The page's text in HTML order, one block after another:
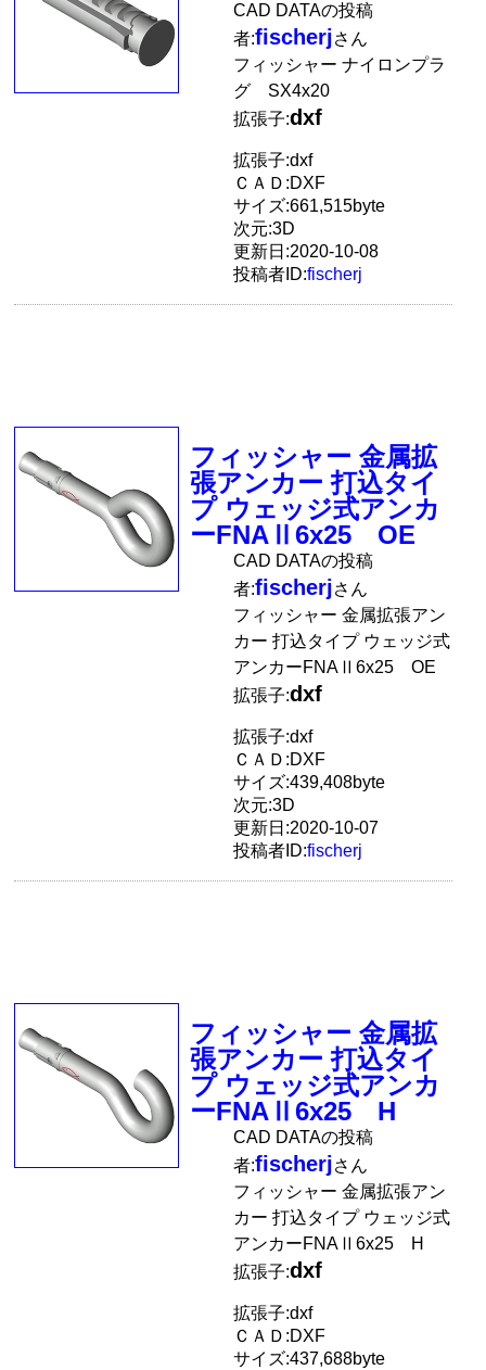
CAD DATAの投稿
者:fischerjさん
フィッシャー ナイロンプラ
グ SX4x20
拡張子:dxf
拡張子:dxf
ＣＡＤ:DXF
サイズ:661,515byte
次元:3D
更新日:2020-10-08
投稿者ID:fischerj
フィッシャー 金属拡
張アンカー 打込タイ
プ ウェッジ式アンカ
ーFNAⅡ6x25 OE
CAD DATAの投稿
者:fischerjさん
フィッシャー 金属拡張アン
カー 打込タイプ ウェッジ式
アンカーFNAⅡ6x25 OE
拡張子:dxf
拡張子:dxf
ＣＡＤ:DXF
サイズ:439,408byte
次元:3D
更新日:2020-10-07
投稿者ID:fischerj
フィッシャー 金属拡
張アンカー 打込タイ
プ ウェッジ式アンカ
ーFNAⅡ6x25 H
CAD DATAの投稿
者:fischerjさん
フィッシャー 金属拡張アン
カー 打込タイプ ウェッジ式
アンカーFNAⅡ6x25 H
拡張子:dxf
拡張子:dxf
ＣＡＤ:DXF
サイズ:437,688byte